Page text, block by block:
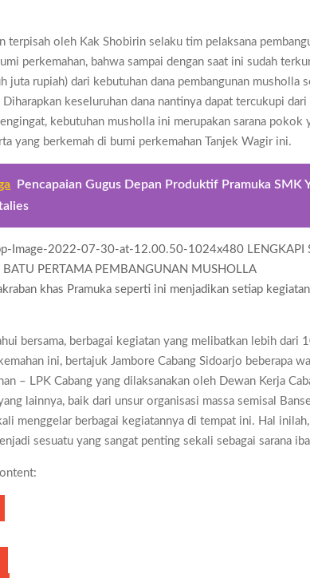
terpisah oleh Kak Shobirin selaku tim pelaksana
perkemahan, bahwa sampai dengan saat ini sudah
juta rupiah) dari kebutuhan dana pembangunan
Diharapkan keseluruhan dana nantinya dapat tercukupi
kebutuhan musholla ini merupakan sarana pokok
yang berkemah di bumi perkemahan Tanjek Wagir ini.
Pencapaian Gugus Depan Produktif Pramuka SMK
khas Pramuka seperti ini menjadikan setiap
bersama, berbagai kegiatan yang melibatkan lebih dari
ini, bertajuk Jambore Cabang Sidoarjo beberapa
– LPK Cabang yang dilaksanakan oleh Dewan Kerja
lainnya, baik dari unsur organisasi massa semisal
menggelar berbagai kegiatannya di tempat ini. Hal
sesuatu yang sangat penting sekali sebagai sarana